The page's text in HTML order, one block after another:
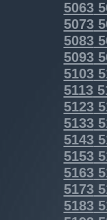
5063
5073
5083
5093
5103
5113
5123
5133
5143
5153
5163
5173
5183